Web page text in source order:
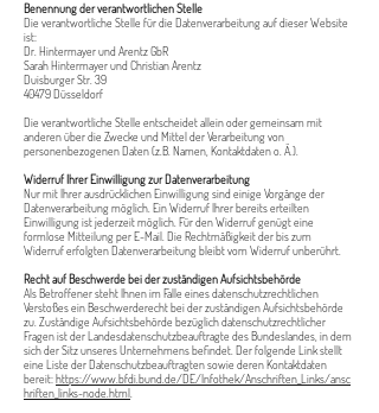
Benennung der verantwortlichen Stelle
Die verantwortliche Stelle für die Datenverarbeitung auf dieser Website
ist:
Dr. Hintermayer und Arentz GbR
Sarah Hintermayer und Christian Arentz
Duisburger Str. 39
40479 Düsseldorf
Die verantwortliche Stelle entscheidet allein oder gemeinsam mit
anderen über die Zwecke und Mittel der Verarbeitung von
personenbezogenen Daten (z.B. Namen, Kontaktdaten o. Ä.).
Widerruf Ihrer Einwilligung zur Datenverarbeitung
Nur mit Ihrer ausdrücklichen Einwilligung sind einige Vorgänge der
Datenverarbeitung möglich. Ein Widerruf Ihrer bereits erteilten
Einwilligung ist jederzeit möglich. Für den Widerruf genügt eine
formlose Mitteilung per E-Mail. Die Rechtmäßigkeit der bis zum
Widerruf erfolgten Datenverarbeitung bleibt vom Widerruf unberührt.
Recht auf Beschwerde bei der zuständigen Aufsichtsbehörde
Als Betroffener steht Ihnen im Falle eines datenschutzrechtlichen
Verstoßes ein Beschwerderecht bei der zuständigen Aufsichtsbehörde
zu. Zuständige Aufsichtsbehörde bezüglich datenschutzrechtlicher
Fragen ist der Landesdatenschutzbeauftragte des Bundeslandes, in dem
sich der Sitz unseres Unternehmens befindet. Der folgende Link stellt
eine Liste der Datenschutzbeauftragten sowie deren Kontaktdaten
bereit: https://www.bfdi.bund.de/DE/Infothek/Anschriften_Links/ansc
hriften_links-node.html